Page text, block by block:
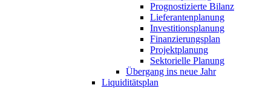
Prognostizierte Bilanz
Lieferantenplanung
Investitionsplanung
Finanzierungsplan
Projektplanung
Sektorielle Planung
Übergang ins neue Jahr
Liquiditätsplan